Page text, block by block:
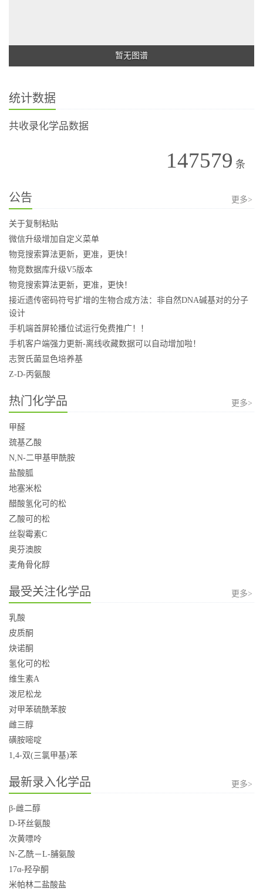
暂无图谱
统计数据
共收录化学品数据
147579 条
公告 更多>
关于复制粘贴
微信升级增加自定义菜单
物竞搜索算法更新，更准，更快！
物竞数据库升级V5版本
物竞搜索算法更新，更准，更快！
接近遗传密码符号扩增的生物合成方法：非自然DNA碱基对的分子
设计
手机端首屏轮播位试运行免费推广！！
手机客户端强力更新-离线收藏数据可以自动增加啦！
志贺氏菌显色培养基
Z-D-丙氨酸
热门化学品 更多>
甲醛
巯基乙酸
N,N-二甲基甲酰胺
盐酸胍
地塞米松
醋酸氢化可的松
乙酸可的松
丝裂霉素C
奥芬澳胺
麦角骨化醇
最受关注化学品 更多>
乳酸
皮质酮
炔诺酮
氢化可的松
维生素A
泼尼松龙
对甲苯硫酰苯胺
雌三醇
磺胺嘧啶
1,4-双(三氯甲基)苯
最新录入化学品 更多>
β-雌二醇
D-环丝氨酸
次黄嘌呤
N-乙酰－L-脯氨酸
17α-羟孕酮
米帕林二盐酸盐